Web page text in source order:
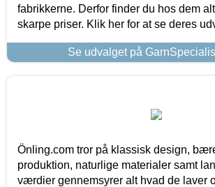
fabrikkerne. Derfor finder du hos dem
skarpe priser. Klik her for at se deres
Se udvalget på
Önling.com tror på klassisk design,
produktion, naturlige materialer samt
værdier gennemsyrer alt hvad de laver